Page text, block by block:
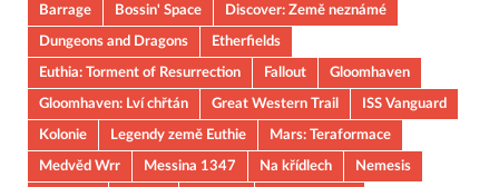
Barrage
Bossin' Space
Discover: Země neznámé
Dungeons and Dragons
Etherfields
Euthia: Torment of Resurrection
Fallout
Gloomhaven
Gloomhaven: Lví chřtán
Great Western Trail
ISS Vanguard
Kolonie
Legendy země Euthie
Mars: Teraformace
Medvěd Wrr
Messina 1347 Na křídlech
Nemesis